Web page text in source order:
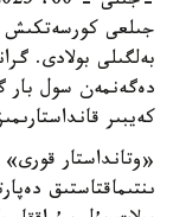
جىلعى كورسەتكىش
بەلگىلى بولادى.
دەگەنمەن سول بار
كەيبىر
«وتانداستار قورى»
ىنتىماقتاستىق